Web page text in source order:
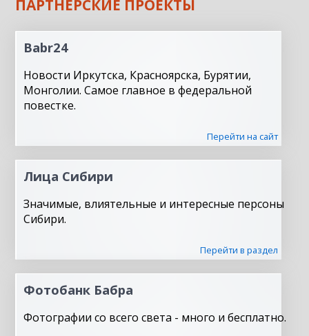
ПАРТНЕРСКИЕ ПРОЕКТЫ
Babr24
Новости Иркутска, Красноярска, Бурятии,
Монголии. Самое главное в федеральной
повестке.
Перейти на сайт
Лица Сибири
Значимые, влиятельные и интересные персоны
Сибири.
Перейти в раздел
Фотобанк Бабра
Фотографии со всего света - много и бесплатно.